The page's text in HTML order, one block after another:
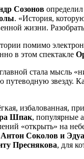
Созонов определил
. «История,
жизни.
помимо
в этом спектакле
стала мысль
звезду.
избалованная,
Шпак, популярные
«открыть» на
Антон Соколов и
Преснякова, для